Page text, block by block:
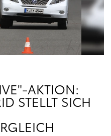
AKTION:
STELLT SICH